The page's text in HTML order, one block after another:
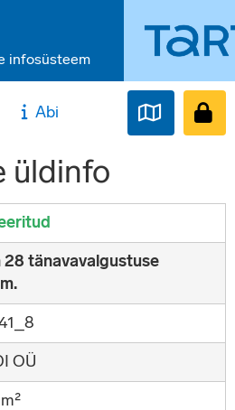
infosüsteem
Abi
üldinfo
28 tänavavalgustuse
OÜ